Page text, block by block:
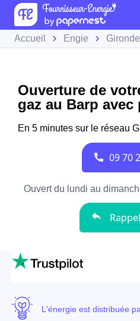
Accueil Engie Gironde